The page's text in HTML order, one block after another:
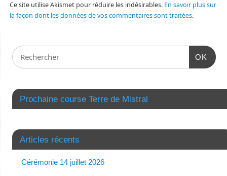
Ce site utilise Akismet pour réduire les indésirables. En savoir plus sur
la façon dont les données de vos commentaires sont traitées.
OK
Prochaine course Terre de Mistral
Articles récents
Cérémonie 14 juillet 2026